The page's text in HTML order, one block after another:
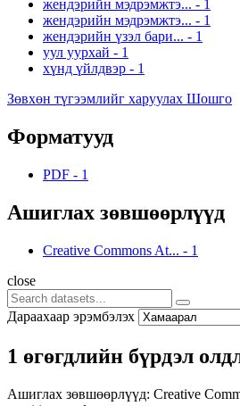
жендэрийн мэдрэмжтэ... - 1
жендэрийн мэдрэмжтэ... - 1
жендэрийн үзэл бари... - 1
уул уурхай - 1
хүнд үйлдвэр - 1
Зөвхөн түгээмлийг харуулах Шошго
Форматууд
PDF - 1
Ашиглах зөвшөөрлүүд
Creative Commons At... - 1
close
Дараахаар эрэмбэлэх
1 өгөгдлийн бүрдэл
Ашиглах зөвшөөрлүүд: Creative